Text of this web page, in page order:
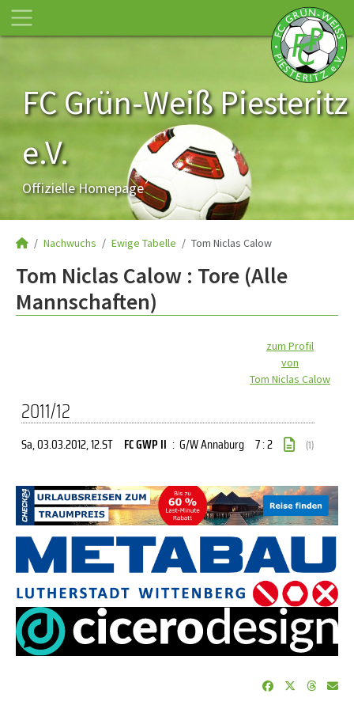
FC Grün-Weiß Piesteritz
e.V.
Offizielle Homepage
Nachwuchs Ewige Tabelle Tom Niclas Calow
Tom Niclas Calow : Tore (Alle
Mannschaften)
zum Profil
von
Tom Niclas Calow
2011/12
Sa, 03.03.2012, 12.ST FC GWP II : G/W Annaburg 7 : 2 (1)